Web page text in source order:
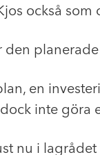
också
en
inte göra
nu i